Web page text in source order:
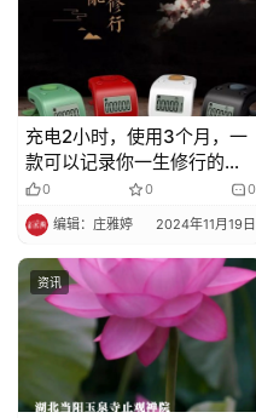
充电2小时，使用3个月，一
款可以记录你一生修行的计
数器
0 0 0
编辑：庄雅婷 2024年11月19日
资讯